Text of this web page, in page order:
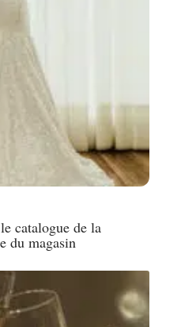
catalogue de la
du magasin